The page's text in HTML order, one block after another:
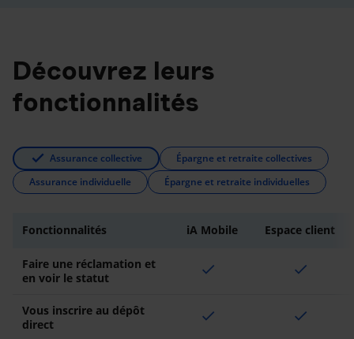
Découvrez leurs
fonctionnalités
Assurance collective
Épargne et retraite collectives
Assurance individuelle
Épargne et retraite individuelles
Fonctionnalités iA Mobile Espace client
Faire une réclamation et
en voir le statut
check check
Vous inscrire au dépôt
direct
check check